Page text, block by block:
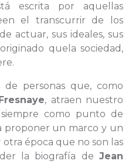
escrita por aquellas
el transcurrir de los
actuar, sus ideales, sus
quela sociedad,
de personas que, como
, atraen nuestro
como punto de
proponer un marco y un
época que no son las
la biografía de Jean